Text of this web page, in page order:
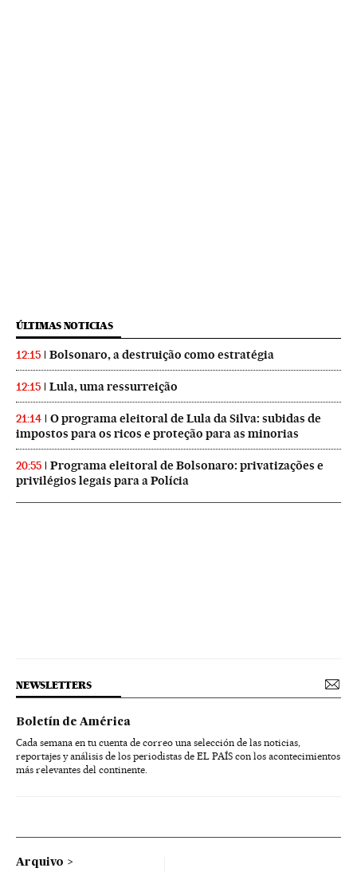
ÚLTIMAS NOTICIAS
12:15 Bolsonaro, a destruição como estratégia
12:15 Lula, uma ressurreição
21:14
O programa eleitoral de Lula da Silva: subidas de
impostos para os ricos e proteção para as minorias
20:55
Programa eleitoral de Bolsonaro: privatizações e
privilégios legais para a Polícia
NEWSLETTERS
Boletín de América
Cada semana en tu cuenta de correo una selección de las noticias,
reportajes y análisis de los periodistas de EL PAÍS con los acontecimientos
más relevantes del continente.
Arquivo